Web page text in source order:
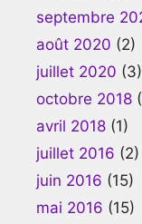
septembre
août 2020 (2)
juillet 2020 (3)
octobre 2018
avril 2018 (1)
juillet 2016 (2)
juin 2016 (15)
mai 2016 (15)